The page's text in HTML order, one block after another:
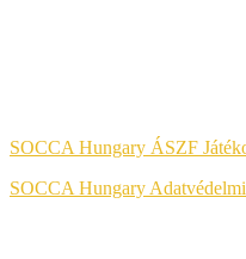
SOCCA Hungary ÁSZF
SOCCA Hungary